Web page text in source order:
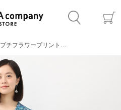
プチフラワープリントジャージワンピース